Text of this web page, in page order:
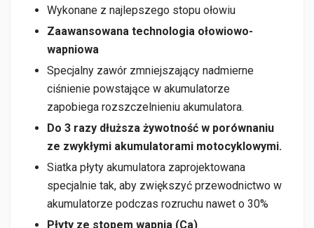
Wykonane z najlepszego stopu ołowiu
Zaawansowana technologia ołowiowo-
wapniowa
Specjalny zawór zmniejszający nadmierne
ciśnienie powstające w akumulatorze
zapobiega rozszczelnieniu akumulatora.
Do 3 razy dłuższa żywotność w porównaniu
ze zwykłymi akumulatorami motocyklowymi.
Siatka płyty akumulatora zaprojektowana
specjalnie tak, aby zwiększyć przewodnictwo w
akumulatorze podczas rozruchu nawet o 30%
Płyty ze stopem wapnia (Ca)